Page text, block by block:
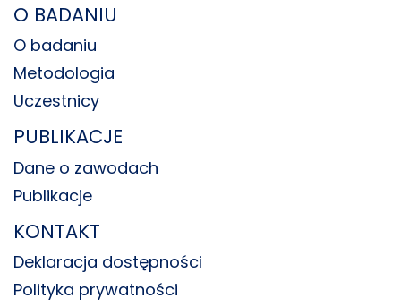
O BADANIU
O badaniu
Metodologia
Uczestnicy
PUBLIKACJE
Dane o zawodach
Publikacje
KONTAKT
Deklaracja dostępności
Polityka prywatności